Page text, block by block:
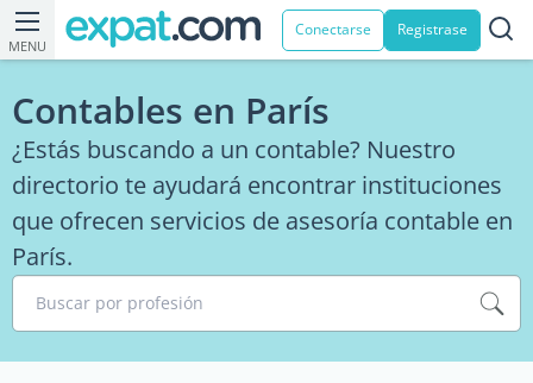
MENU
Conectarse Registrase
Contables en París
¿Estás buscando a un contable? Nuestro
directorio te ayudará encontrar instituciones
que ofrecen servicios de asesoría contable en
París.
Buscar por profesión